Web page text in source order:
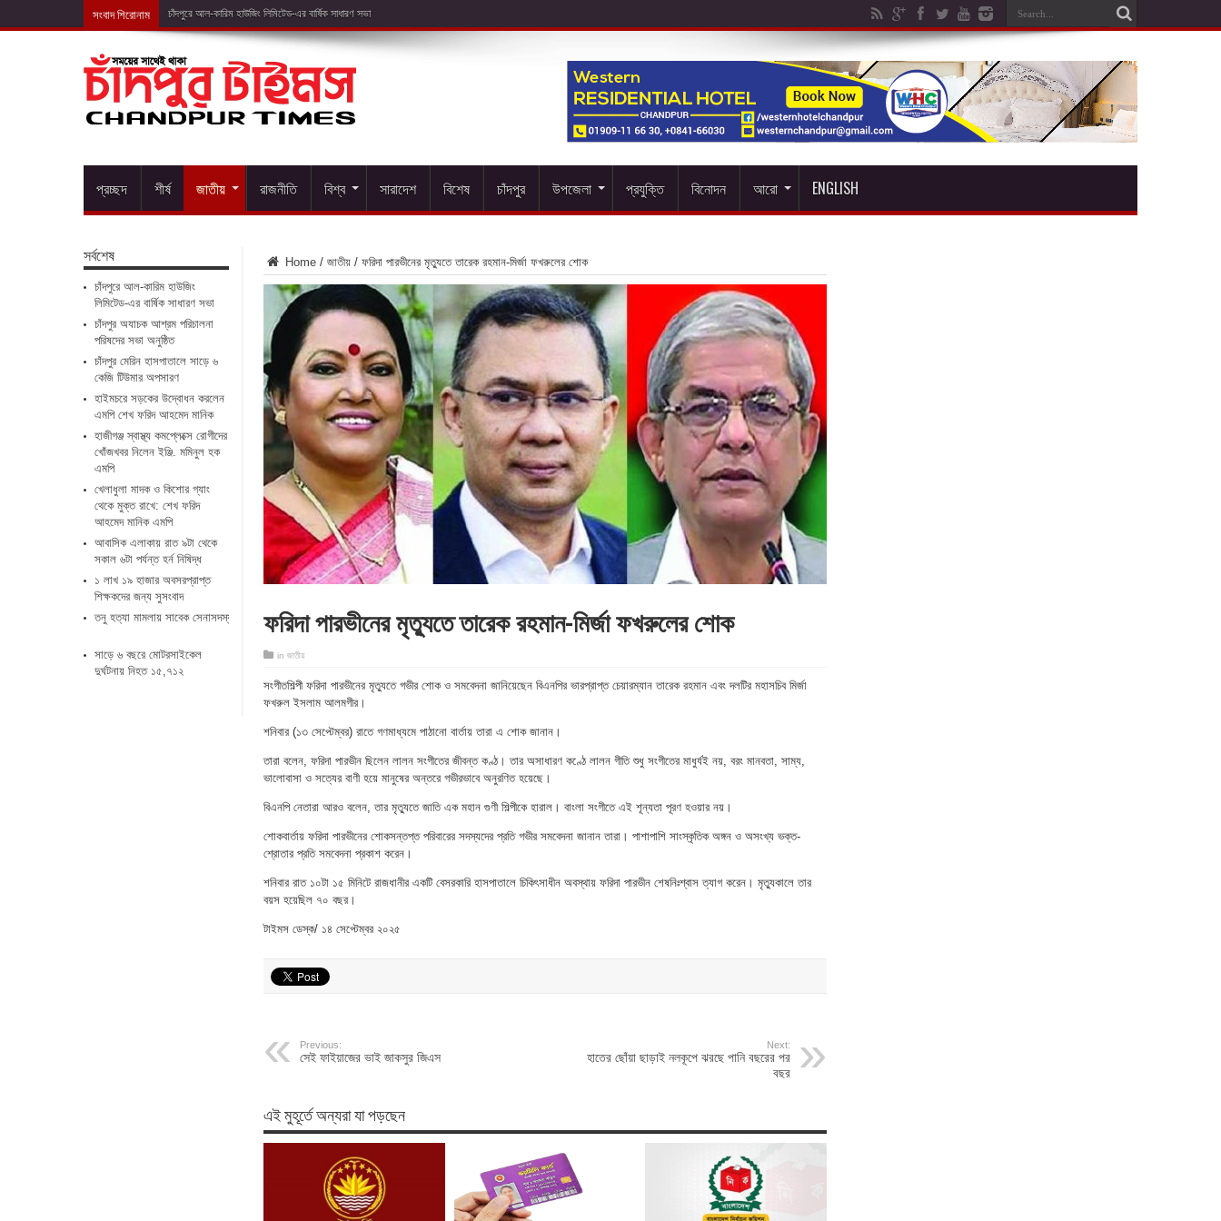
সংবাদ শিরোনাম
প্রচ্ছদ শীর্ষ জাতীয় রাজনীতি বিশ্ব সারাদেশ বিশেষ চাঁদপুর উপজেলা প্রযুক্তি বিনোদন আরো ENGLISH
Home / জাতীয় / ফরিদা পারভীনের মৃত্যুতে তারেক রহমান-মির্জা ফখরুলের শোক
ফরিদা পারভীনের মৃত্যুতে তারেক রহমান-মির্জা ফখরুলের শোক
in জাতীয়
সংগীতশিল্পী ফরিদা পারভীনের মৃত্যুতে গভীর শোক ও সমবেদনা জানিয়েছেন বিএনপির ভারপ্রাপ্ত চেয়ারম্যান তারেক রহমান এবং দলটির মহাসচিব মির্জা
ফখরুল ইসলাম আলমগীর।
শনিবার (১৩ সেপ্টেম্বর) রাতে গণমাধ্যমে পাঠানো বার্তায় তারা এ শোক জানান।
তারা বলেন, ফরিদা পারভীন ছিলেন লালন সংগীতের জীবন্ত কণ্ঠ। তার অসাধারণ কণ্ঠে লালন গীতি শুধু সংগীতের মাধুর্যই নয়, বরং মানবতা, সাম্য,
ভালোবাসা ও সত্যের বাণী হয়ে মানুষের অন্তরে গভীরভাবে অনুরণিত হয়েছে।
বিএনপি নেতারা আরও বলেন, তার মৃত্যুতে জাতি এক মহান গুণী শিল্পীকে হারাল। বাংলা সংগীতে এই শূন্যতা পূরণ হওয়ার নয়।
শোকবার্তায় ফরিদা পারভীনের শোকসন্তপ্ত পরিবারের সদস্যদের প্রতি গভীর সমবেদনা জানান তারা। পাশাপাশি সাংস্কৃতিক অঙ্গন ও অসংখ্য ভক্ত-
শ্রোতার প্রতি সমবেদনা প্রকাশ করেন।
শনিবার রাত ১০টা ১৫ মিনিটে রাজধানীর একটি বেসরকারি হাসপাতালে চিকিৎসাধীন অবস্থায় ফরিদা পারভীন শেষনিঃশ্বাস ত্যাগ করেন। মৃত্যুকালে তার
বয়স হয়েছিল ৭০ বছর।
টাইমস ডেস্ক/ ১৪ সেপ্টেম্বর ২০২৫
Previous:
সেই ফাইয়াজের ভাই জাকসুর জিএস
Next:
হাতের ছোঁয়া ছাড়াই নলকূপে ঝরছে পানি বছরের পর
বছর
এই মুহূর্তে অন্যরা যা পড়ছেন
সর্বশেষ
চাঁদপুরে আল-কারিম হাউজিং
লিমিটেড-এর বার্ষিক সাধারণ সভা
চাঁদপুর অযাচক আশ্রম পরিচালনা
পরিষদের সভা অনুষ্ঠিত
চাঁদপুর মেরিন হাসপাতালে সাড়ে ৬
কেজি টিউমার অপসারণ
হাইমচরে সড়কের উদ্বোধন করলেন
এমপি শেখ ফরিদ আহমেদ মানিক
হাজীগঞ্জ স্বাস্থ্য কমপ্লেক্সে রোগীদের
খোঁজখবর নিলেন ইঞ্জি. মমিনুল হক
এমপি
খেলাধুলা মাদক ও কিশোর গ্যাং
থেকে মুক্ত রাখে: শেখ ফরিদ
আহমেদ মানিক এমপি
আবাসিক এলাকায় রাত ৯টা থেকে
সকাল ৬টা পর্যন্ত হর্ন নিষিদ্ধ
১ লাখ ১৯ হাজার অবসরপ্রাপ্ত
শিক্ষকদের জন্য সুসংবাদ
তনু হত্যা মামলায় সাবেক সেনাসদস্য ফের গ্রেপ্তার
সাড়ে ৬ বছরে মোটরসাইকেল
দুর্ঘটনায় নিহত ১৫,৭১২